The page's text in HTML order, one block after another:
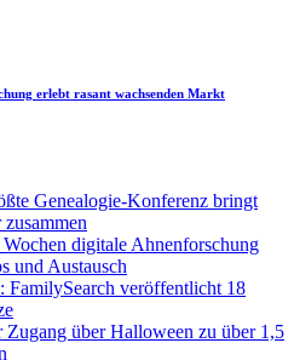
erlebt rasant wachsenden Markt
Genealogie-Konferenz bringt
digitale Ahnenforschung
und Austausch
FamilySearch veröffentlicht 18
über Halloween zu über 1,5